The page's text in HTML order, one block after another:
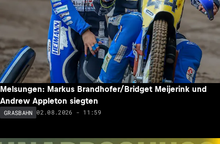
Melsungen: Markus Brandhofer/Bridget Meijerink und
Andrew Appleton siegten
GRASBAHN 02.08.2026 - 11:59